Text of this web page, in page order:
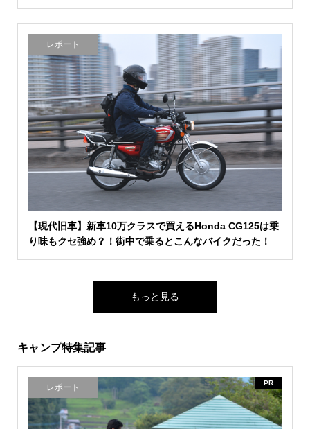
レポート
【現代旧車】新車10万クラスで買えるHonda CG125は乗
り味もクセ強め？！街中で乗るとこんなバイクだった！
もっと見る
キャンプ特集記事
レポート PR